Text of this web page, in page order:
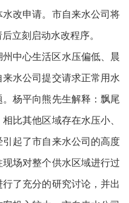
改申请。市自来水公司将
立刻启动水改程序。
中心生活区水压偏低、晨
水公司提交请求正常用水
杨平向熊先生解释：飘尾
比其他区域存在水压小、
起了市自来水公司的高度
场对整个供水区域进行过
了充分的研究讨论，并出